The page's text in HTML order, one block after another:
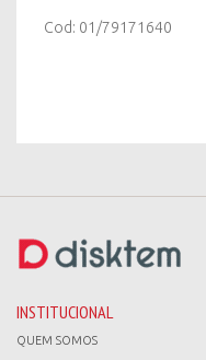
Cod: 01/79171640
INSTITUCIONAL
QUEM SOMOS